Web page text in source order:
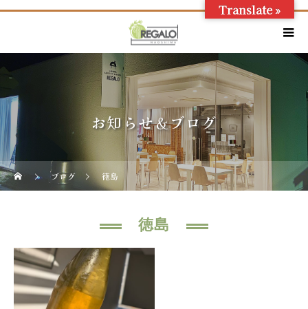
お知らせ＆ブログ
ブログ 徳島
徳島
Translate »